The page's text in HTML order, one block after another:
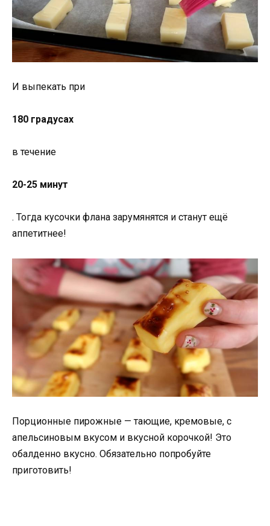
И выпекать при
180 градусах
в течение
20-25 минут
. Тогда кусочки флана зарумянятся и станут ещё
аппетитнее!
Порционные пирожные — тающие, кремовые, с
апельсиновым вкусом и вкусной корочкой! Это
обалденно вкусно. Обязательно попробуйте
приготовить!